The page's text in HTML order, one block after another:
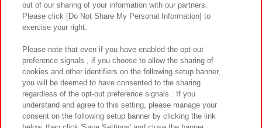
プライバシーポリシー ウェブアクセシビリティ方針と検証結果
お取引先さまとともに
カスタマーハラスメント対応方針 よくあるご質問・お問い合わせ
out of our sharing of your information with our partners.
Please click [Do Not Share My Personal Information] to
exercise your right.
Please note that even if you have enabled the opt-out
preference signals , if you choose to allow the sharing of
cookies and other identifiers on the following setup banner,
you will be deemed to have consented to the sharing
regardless of the opt-out preference signals . If you
understand and agree to this setting, please manage your
consent on the following setup banner by clicking the link